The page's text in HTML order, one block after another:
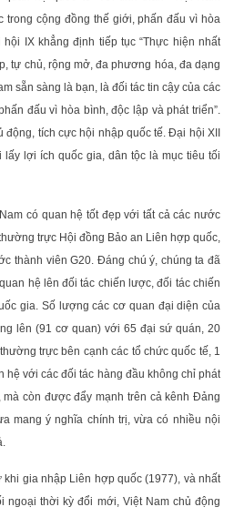
trong cộng đồng thế giới, phấn đấu vì hòa
IX khẳng định tiếp tục “Thực hiện nhất
tự chủ, rộng mở, đa phương hóa, đa dạng
sẵn sàng là bạn, là đối tác tin cậy của các
đấu vì hòa bình, độc lập và phát triển”.
tích cực hội nhập quốc tế. Đại hội XII
lấy lợi ích quốc gia, dân tộc là mục tiêu tối
có quan hệ tốt đẹp với tất cả các nước
trực Hội đồng Bảo an Liên hợp quốc,
thành viên G20. Đáng chú ý, chúng ta đã
hệ lên đối tác chiến lược, đối tác chiến
gia. Số lượng các cơ quan đại diện của
lên (91 cơ quan) với 65 đại sứ quán, 20
trực bên cạnh các tổ chức quốc tế, 1
hệ với các đối tác hàng đầu không chỉ phát
còn được đẩy mạnh trên cả kênh Đảng
mang ý nghĩa chính trị, vừa có nhiều nội
gia nhập Liên hợp quốc (1977), và nhất
ngoại thời kỳ đổi mới, Việt Nam chủ động